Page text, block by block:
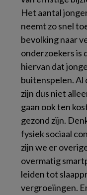
Het aantal
neemt zo snel
bevolking naar
onderzoekers is
hiervan dat
buitenspelen.
zijn dus niet
gaan ook ten
gezond zijn.
fysiek sociaal
zijn we er
overmatig
leiden tot
vergroeiingen.